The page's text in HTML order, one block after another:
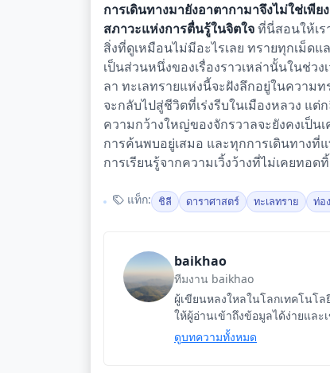
การเดินทางมายังอาตากามาจึงไม่ใช่เพี
สภาวะแห่งการตื่นรู้ในจิตใจที่นี่สอนให้เร
สิ่งที่ดูเหมือนไม่มีอะไรเลย ทรายทุกเม็
เป็นส่วนหนึ่งของเรื่องราวเหล่านั้นในช่ว
ลา ทะเลทรายแห่งนี้จะฝังลึกอยู่ในความท
จะกลับไปสู่ชีวิตที่เร่งรีบในเมืองหลวง แ
ความกว้างใหญ่ของจักรวาลจะยังคงเป็น
การค้นพบอยู่เสมอ และทุกการเดินทางที่
การเรียนรู้จากความเวิ้งว้างที่ไม่เคยทอด
แท็ก: ชิลี ดาราศาสตร์ ทะเลทราย ท่อ
baikhao
ทีมงาน baikhao
ผู้เขียนหลงใหลในโลกเทคโนโ
ให้ผู้อ่านเข้าถึงข้อมูลได้ง่ายและ
ดูบทความทั้งหมด